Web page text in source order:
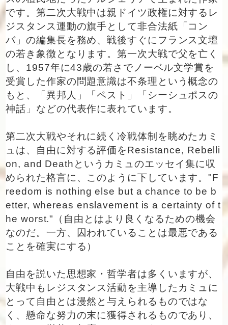
です。第二次大戦中は親ドイツ政権に対するレ
ジスタンス運動の旗手として非合法紙「コン
バ」の編集長を務め、戦後すぐにフランス文壇
の若き象徴となります。第一次大戦で父を亡く
し、1957年に43歳の若さでノーベル文学賞を
受賞した作家の問題意識は不条理という概念の
もと、「異邦人」「ペスト」「シーシュポスの
神話」などの代表作に表れています。
第二次大戦やそれに続く冷戦体制を眺めたカミ
ュは、自由に対する評価をResistance, Rebelli
on, and Deathというカミュのエッセイ集に収
められた格言に、このように下しています。"F
reedom is nothing else but a chance to be b
etter, whereas enslavement is a certainty of t
he worst."（自由とはより良くなるための機会
なのだ。一方、囚われていることは最悪である
ことを確実にする）
自由を説いた思想家・哲学者は多くいますが、
大戦中もレジスタンス活動を主導したカミュに
とって自由とは漫然と与えられるものではな
く、懸命な努力の末に獲得されるものであり、